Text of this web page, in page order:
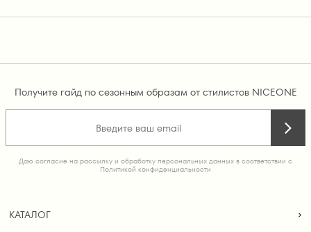
Получите гайд по сезонным образам от стилистов NICEONE
Даю согласие на рассылку и обработку персональных данных в соответствии с
Политикой конфиденциальности
КАТАЛОГ